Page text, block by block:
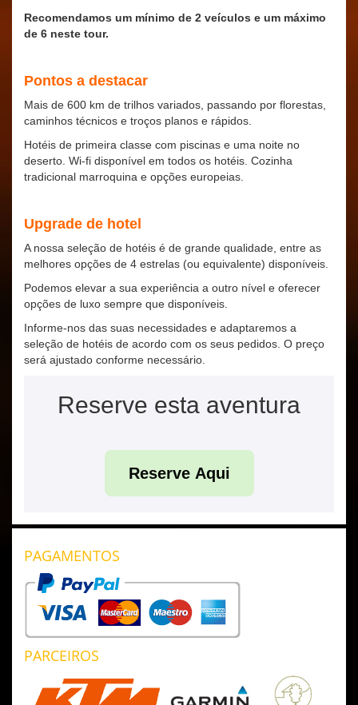
Recomendamos um mínimo de 2 veículos e um máximo
de 6 neste tour.
Pontos a destacar
Mais de 600 km de trilhos variados, passando por florestas,
caminhos técnicos e troços planos e rápidos.
Hotéis de primeira classe com piscinas e uma noite no
deserto. Wi-fi disponível em todos os hotéis. Cozinha
tradicional marroquina e opções europeias.
Upgrade de hotel
A nossa seleção de hotéis é de grande qualidade, entre as
melhores opções de 4 estrelas (ou equivalente) disponíveis.
Podemos elevar a sua experiência a outro nível e oferecer
opções de luxo sempre que disponíveis.
Informe-nos das suas necessidades e adaptaremos a
seleção de hotéis de acordo com os seus pedidos. O preço
será ajustado conforme necessário.
Reserve esta aventura
Reserve Aqui
PAGAMENTOS
PARCEIROS